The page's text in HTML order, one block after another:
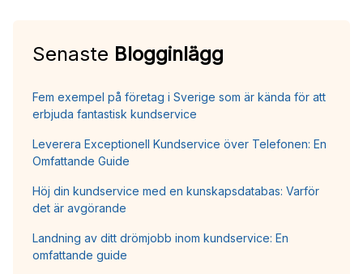
Senaste Blogginlägg
Fem exempel på företag i Sverige som är kända för att
erbjuda fantastisk kundservice
Leverera Exceptionell Kundservice över Telefonen: En
Omfattande Guide
Höj din kundservice med en kunskapsdatabas: Varför
det är avgörande
Landning av ditt drömjobb inom kundservice: En
omfattande guide